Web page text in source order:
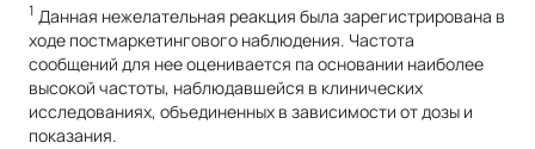
1 Данная нежелательная реакция была зарегистрирована в
ходе постмаркетингового наблюдения. Частота
сообщений для нее оценивается па основании наиболее
высокой частоты, наблюдавшейся в клинических
исследованиях, объединенных в зависимости от дозы и
показания.